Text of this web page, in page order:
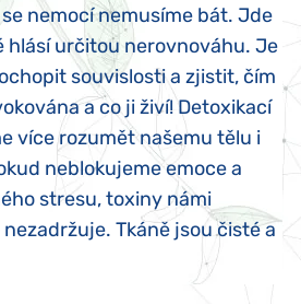
nemocí nemusíme bát. Jde
hlásí určitou nerovnováhu. Je
souvislosti a zjistit, čím
a co ji živí! Detoxikací
více rozumět našemu tělu i
neblokujeme emoce a
stresu, toxiny námi
Tkáně jsou čisté a